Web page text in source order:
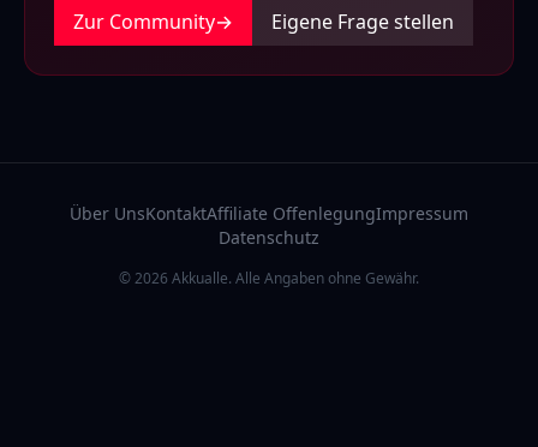
Zur Community→ Eigene Frage stellen
Über UnsKontaktAffiliate OffenlegungImpressum
Datenschutz
© 2026 Akkualle. Alle Angaben ohne Gewähr.